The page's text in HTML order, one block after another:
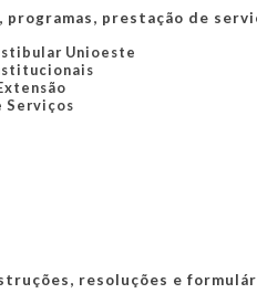
programas, prestação de
Unioeste
Serviços
resoluções e